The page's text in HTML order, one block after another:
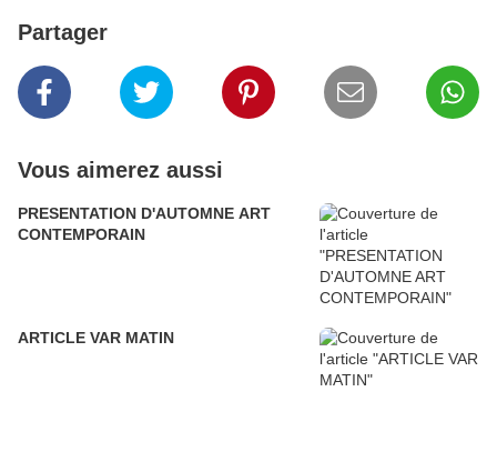
Partager
Vous aimerez aussi
PRESENTATION D'AUTOMNE ART
CONTEMPORAIN
ARTICLE VAR MATIN